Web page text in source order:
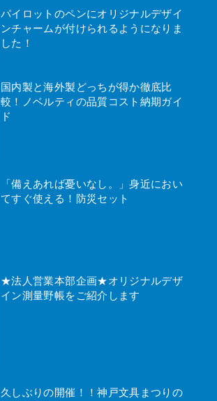
パイロットのペンにオリジナルデザイ
ンチャームが付けられるようになりま
した！
国内製と海外製どっちが得か徹底比
較！ノベルティの品質コスト納期ガイ
ド
「備えあれば憂いなし。」身近におい
てすぐ使える！防災セット
★法人営業本部企画★オリジナルデザ
イン測量野帳をご紹介します
久しぶりの開催！！神戸文具まつりの